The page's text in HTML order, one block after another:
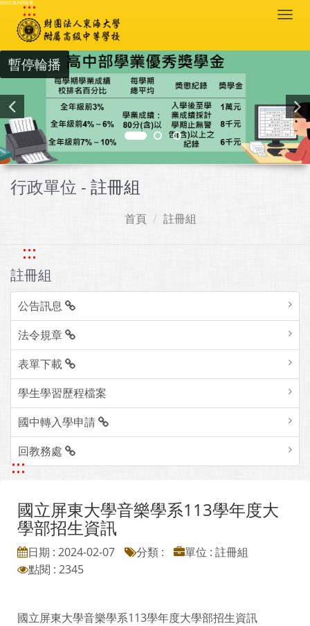
跳到主要內容區塊
:::
暫停輪播
行政單位 - 註冊組
首頁 註冊組
:::
註冊組
公告訊息
法令規章
表單下載
學生學習歷程檔案
國中轉入學申請
回教務處
:::
國立屏東大學音樂學系113學年度大
學部招生資訊
日期 : 2024-02-07 分類 :
單位 : 註冊組
點閱 : 2345
國立屏東大學音樂學系113學年度大學部招生資訊